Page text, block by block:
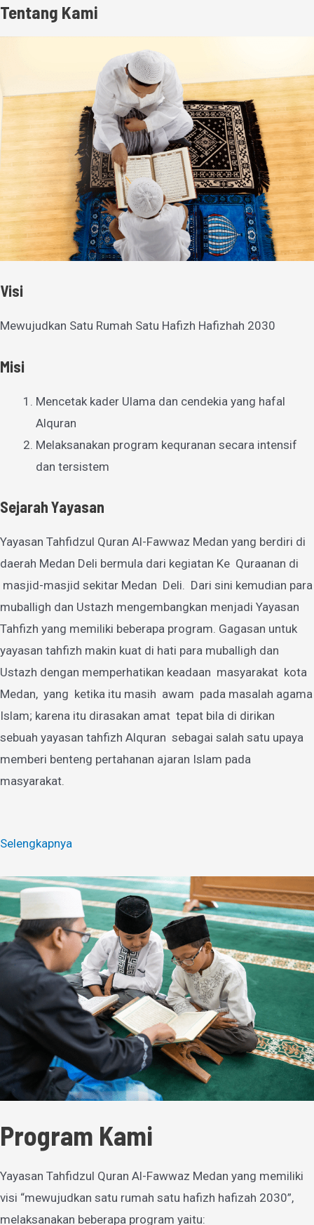
Tentang Kami
Visi
Mewujudkan Satu Rumah Satu Hafizh Hafizhah 2030
Misi
Mencetak kader Ulama dan cendekia yang hafal
Alquran
Melaksanakan program kequranan secara intensif
dan tersistem
Sejarah Yayasan
Yayasan Tahfidzul Quran Al-Fawwaz Medan yang berdiri di
daerah Medan Deli bermula dari kegiatan Ke Quraanan di
masjid-masjid sekitar Medan Deli. Dari sini kemudian para
muballigh dan Ustazh mengembangkan menjadi Yayasan
Tahfizh yang memiliki beberapa program. Gagasan untuk
yayasan tahfizh makin kuat di hati para muballigh dan
Ustazh dengan memperhatikan keadaan masyarakat kota
Medan, yang ketika itu masih awam pada masalah agama
Islam; karena itu dirasakan amat tepat bila di dirikan
sebuah yayasan tahfizh Alquran sebagai salah satu upaya
memberi benteng pertahanan ajaran Islam pada
masyarakat.
Selengkapnya
Program Kami
Yayasan Tahfidzul Quran Al-Fawwaz Medan yang memiliki
visi “mewujudkan satu rumah satu hafizh hafizah 2030”,
melaksanakan beberapa program yaitu: